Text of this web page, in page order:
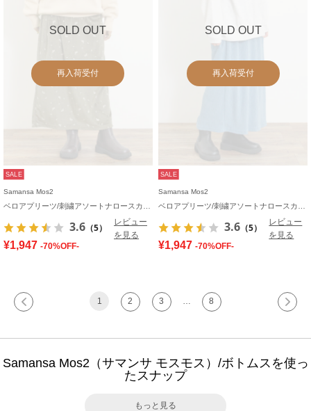
SOLD OUT
再入荷受付
SALE
Samansa Mos2
3.6 （5）
レビュー
を見る
¥1,947 -70%OFF-
SOLD OUT
再入荷受付
SALE
Samansa Mos2
3.6 （5）
レビュー
を見る
¥1,947 -70%OFF-
1 2 3 8
Samansa Mos2（サマンサ モスモス）/ボトムスを使っ
たスナップ
もっと見る